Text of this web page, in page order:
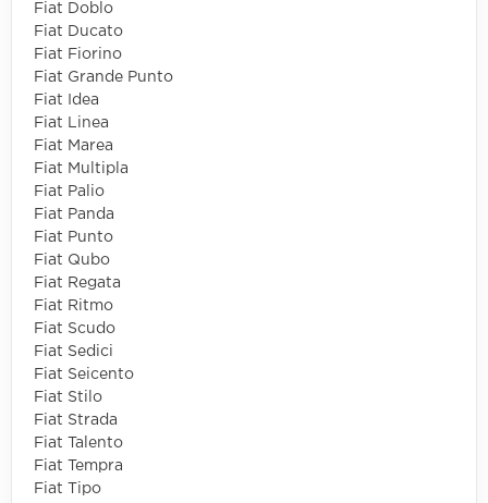
Fiat Doblo
Fiat Ducato
Fiat Fiorino
Fiat Grande Punto
Fiat Idea
Fiat Linea
Fiat Marea
Fiat Multipla
Fiat Palio
Fiat Panda
Fiat Punto
Fiat Qubo
Fiat Regata
Fiat Ritmo
Fiat Scudo
Fiat Sedici
Fiat Seicento
Fiat Stilo
Fiat Strada
Fiat Talento
Fiat Tempra
Fiat Tipo